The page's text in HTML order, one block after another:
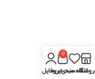
علاقه مندی
0
سبد خریدپروفایل